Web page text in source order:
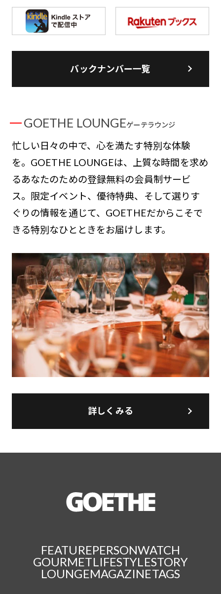
バックナンバー一覧
GOETHE LOUNGEゲーテラウンジ
忙しい日々の中で、心を満たす特別な体験
を。GOETHE LOUNGEは、上質な時間を求め
るあなたのための登録無料の会員制サービ
ス。限定イベント、優待特典、そして選りす
ぐりの情報を通じて、GOETHEだからこそで
きる特別なひとときをお届けします。
詳しくみる
FEATUREPERSONWATCH
GOURMETLIFESTYLESTORY
LOUNGEMAGAZINETAGS